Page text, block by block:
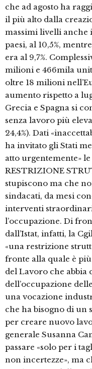
che ad agosto ha
il più alto dalla
massimi livelli anche
paesi, al 10,5%,
era al 9,7%.
milioni e 466mila
oltre 18 milioni
aumento rispetto a
Grecia e Spagna si
senza lavoro più
24,4%). Dati
ha invitato gli Stati
atto urgentemente»
RESTRIZIONE
stupiscono ma che
sindacati, da mesi
interventi
l’occupazione. Di
dall’Istat, infatti, la
«una restrizione
fronte alla quale è
del Lavoro che
dell’occupazione
una vocazione
che ha bisogno di un
per creare nuovo
generale Susanna
passare «solo per i
non incertezze», ma